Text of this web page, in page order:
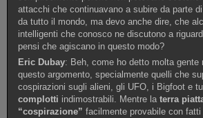
attacchi che continuavano a subire da parte
da tutto il mondo, ma devo anche dire, che
intelligenti che conosco ne discutono a
pensi che agiscano in questo modo?
Eric Dubay: Beh, come ho detto molta gente
questo argomento, specialmente quelli che
cospirazioni sugli alieni, gli UFO, i Bigfoot e
complotti indimostrabili. Mentre laterra
“cospirazione” facilmente provabile con